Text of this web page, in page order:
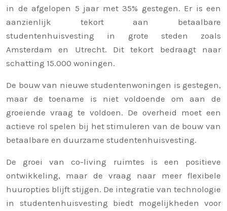
in de afgelopen 5 jaar met 35% gestegen. Er is een
aanzienlijk tekort aan betaalbare
studentenhuisvesting in grote steden zoals
Amsterdam en Utrecht. Dit tekort bedraagt naar
schatting 15.000 woningen.
De bouw van nieuwe studentenwoningen is gestegen,
maar de toename is niet voldoende om aan de
groeiende vraag te voldoen. De overheid moet een
actieve rol spelen bij het stimuleren van de bouw van
betaalbare en duurzame studentenhuisvesting.
De groei van co-living ruimtes is een positieve
ontwikkeling, maar de vraag naar meer flexibele
huuropties blijft stijgen. De integratie van technologie
in studentenhuisvesting biedt mogelijkheden voor